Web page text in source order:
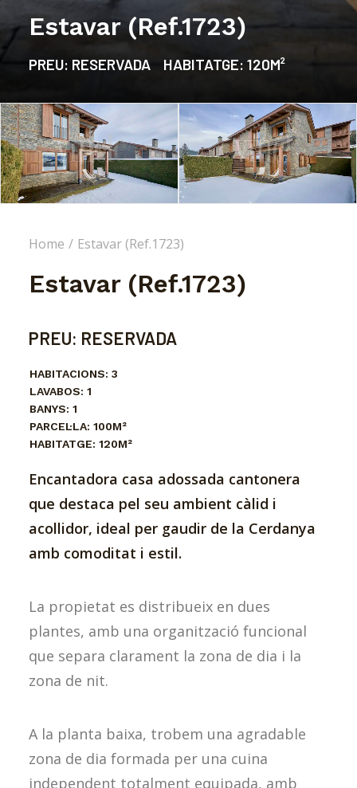
Estavar (Ref.1723)
PREU: RESERVADA HABITATGE: 120M²
Home Estavar (Ref.1723)
Estavar (Ref.1723)
PREU: RESERVADA
HABITACIONS: 3
LAVABOS: 1
BANYS: 1
PARCEL·LA: 100M²
HABITATGE: 120M²
Encantadora casa adossada cantonera
que destaca pel seu ambient càlid i
acollidor, ideal per gaudir de la Cerdanya
amb comoditat i estil.
La propietat es distribueix en dues
plantes, amb una organització funcional
que separa clarament la zona de dia i la
zona de nit.
A la planta baixa, trobem una agradable
zona de dia formada per una cuina
independent totalment equipada, amb